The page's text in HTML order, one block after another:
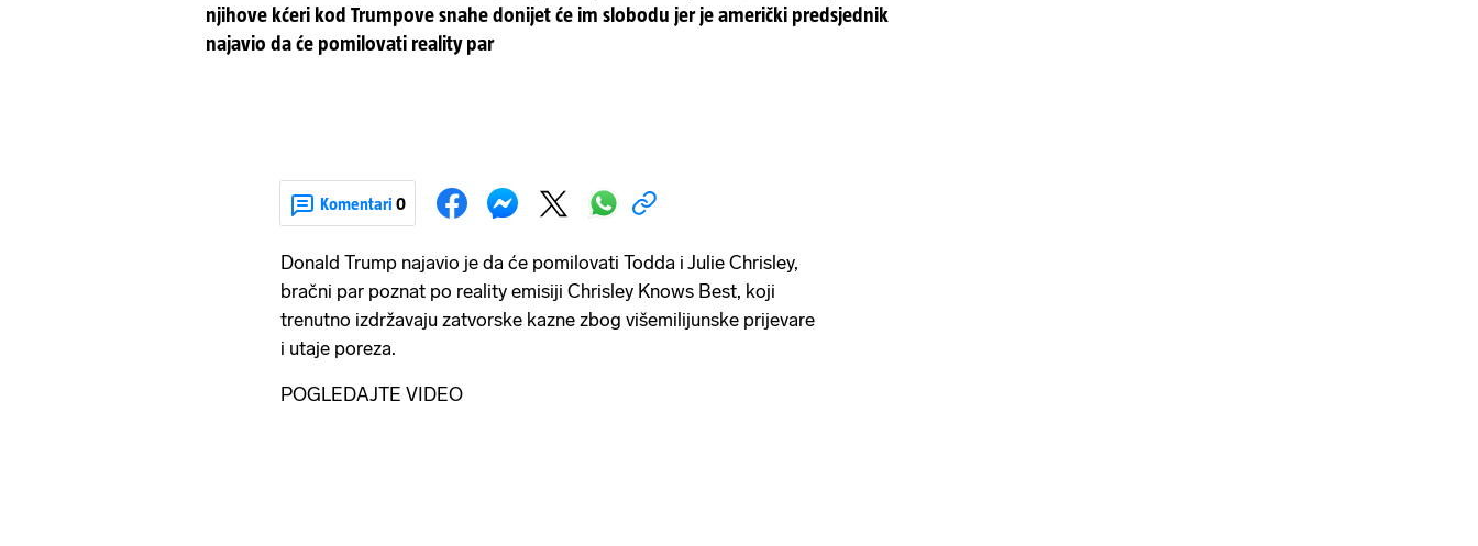
njihove kćeri kod Trumpove snahe donijet će im slobodu jer je američki predsjednik
najavio da će pomilovati reality par
Komentari 0
Donald Trump najavio je da će pomilovati Todda i Julie Chrisley,
bračni par poznat po reality emisiji Chrisley Knows Best, koji
trenutno izdržavaju zatvorske kazne zbog višemilijunske prijevare
i utaje poreza.
POGLEDAJTE VIDEO